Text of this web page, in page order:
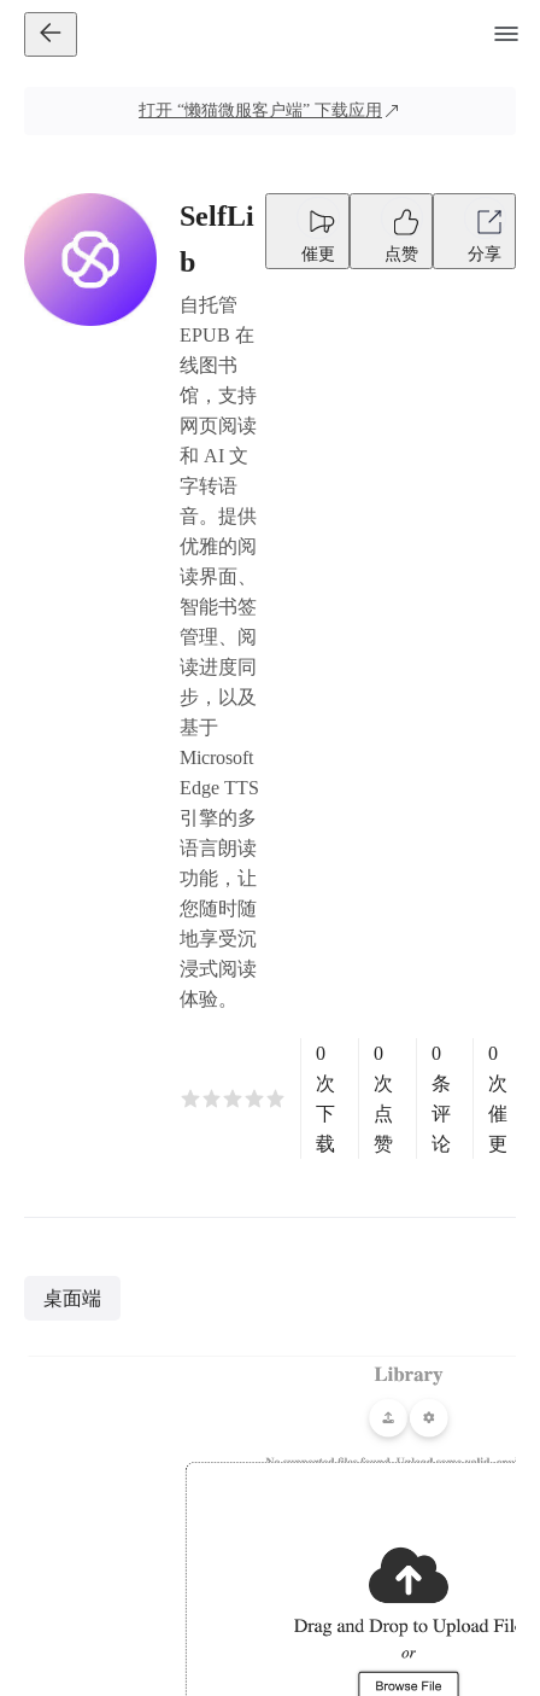
打开 “懒猫微服客户端” 下载应用
SelfLi
b
自托管
EPUB 在
线图书
馆，支持
网页阅读
和 AI 文
字转语
音。提供
优雅的阅
读界面、
智能书签
管理、阅
读进度同
步，以及
基于
Microsoft
Edge TTS
引擎的多
语言朗读
功能，让
您随时随
地享受沉
浸式阅读
体验。
催更 点赞 分享
0
次
下
载
0
次
点
赞
0
条
评
论
0
次
催
更
桌面端